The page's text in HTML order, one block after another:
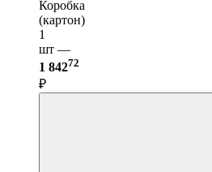
Коробка
(картон)
1
шт —
1 84272
₽